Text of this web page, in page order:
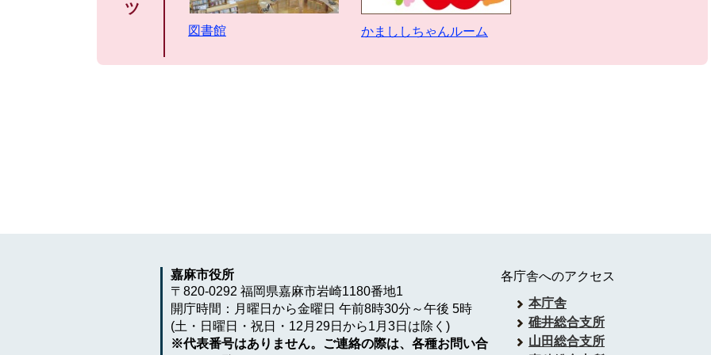
ツ
図書館 かまししちゃんルーム
嘉麻市役所
〒820-0292 福岡県嘉麻市岩崎1180番地1
開庁時間：月曜日から金曜日 午前8時30分～午後 5時
(土・日曜日・祝日・12月29日から1月3日は除く)
※代表番号はありません。ご連絡の際は、各種お問い合
各庁舎へのアクセス
本庁舎
碓井総合支所
山田総合支所